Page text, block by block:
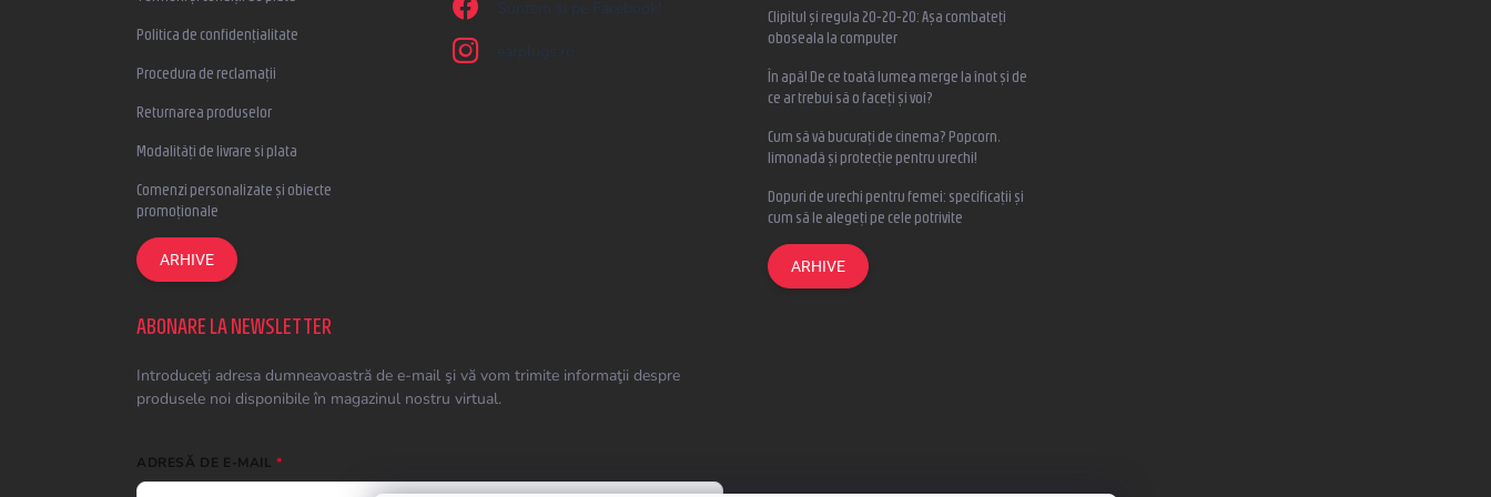
Politica de confidențialitate
Procedura de reclamații
Returnarea produselor
Modalități de livrare si plata
Comenzi personalizate și obiecte
promoționale
ARHIVE
Suntem și pe Facebook!
earplugs.ro
Clipitul și regula 20-20-20: Așa combateți
oboseala la computer
În apă! De ce toată lumea merge la înot și de
ce ar trebui să o faceți și voi?
Cum să vă bucurați de cinema? Popcorn,
limonadă și protecție pentru urechi!
Dopuri de urechi pentru femei: specificații și
cum să le alegeți pe cele potrivite
ARHIVE
ABONARE LA NEWSLETTER
Introduceţi adresa dumneavoastră de e-mail şi vă vom trimite informaţii despre
produsele noi disponibile în magazinul nostru virtual.
ADRESĂ DE E-MAIL